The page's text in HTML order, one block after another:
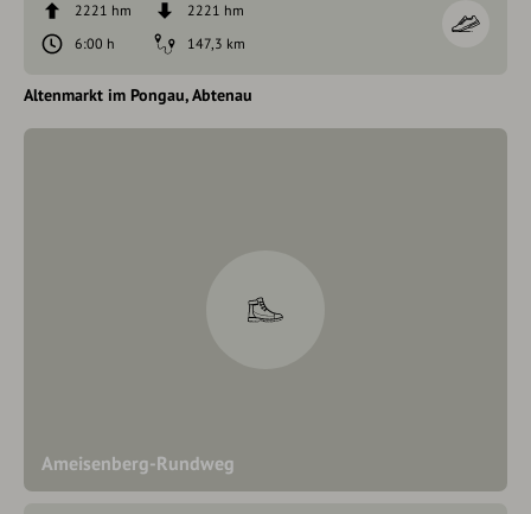
2221 hm
2221 hm
6:00 h
147,3 km
Altenmarkt im Pongau Abtenau
Ameisenberg-Rundweg